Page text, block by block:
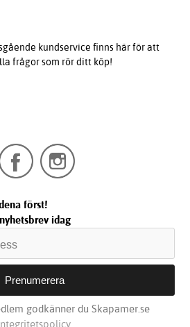
kundservice finns här för att
frågor som rör ditt köp!
först!
idag
godkänner du Skapamer.se